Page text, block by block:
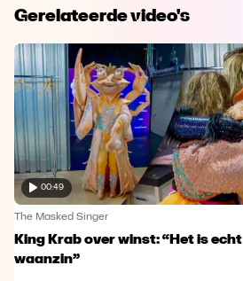
Gerelateerde video's
00:49
The Masked Singer
King Krab over winst: “Het is echt
waanzin”